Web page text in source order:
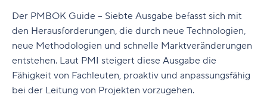
Der PMBOK Guide – Siebte Ausgabe befasst sich mit
den Herausforderungen, die durch neue Technologien,
neue Methodologien und schnelle Marktveränderungen
entstehen. Laut PMI steigert diese Ausgabe die
Fähigkeit von Fachleuten, proaktiv und anpassungsfähig
bei der Leitung von Projekten vorzugehen.